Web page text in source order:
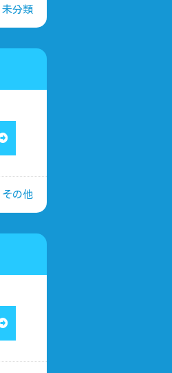
未分類
その他